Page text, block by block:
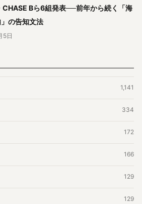
Bら6組発表──前年から続く「海
の告知文法
5日
1,141
334
172
166
129
129